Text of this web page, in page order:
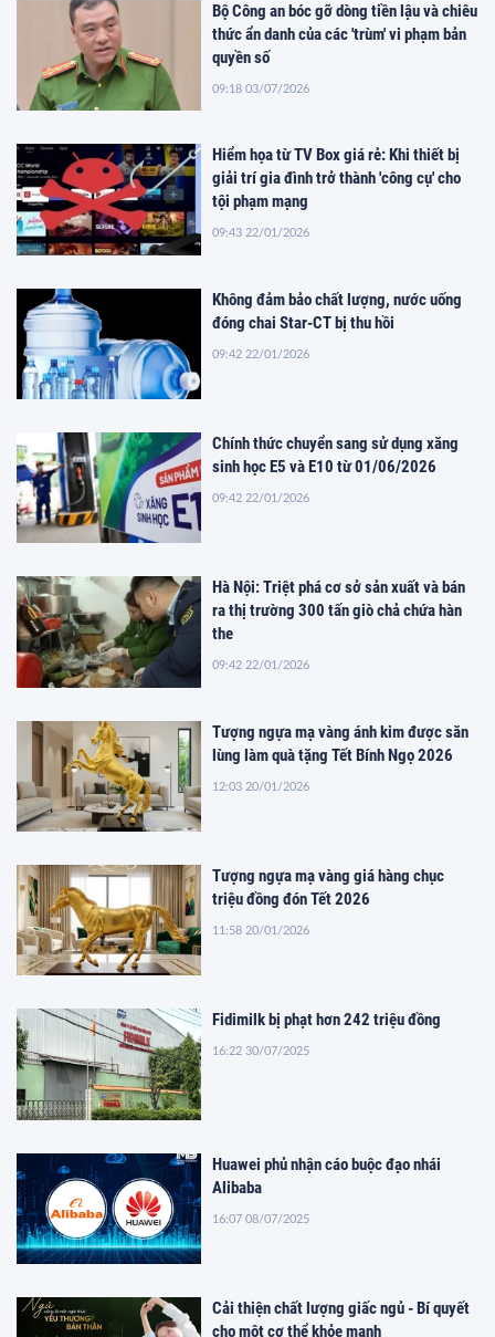
Bộ Công an bóc gỡ dòng tiền lậu và chiêu
thức ẩn danh của các 'trùm' vi phạm bản
quyền số
09:18 03/07/2026
Hiểm họa từ TV Box giá rẻ: Khi thiết bị
giải trí gia đình trở thành 'công cụ' cho
tội phạm mạng
09:43 22/01/2026
Không đảm bảo chất lượng, nước uống
đóng chai Star-CT bị thu hồi
09:42 22/01/2026
Chính thức chuyển sang sử dụng xăng
sinh học E5 và E10 từ 01/06/2026
09:42 22/01/2026
Hà Nội: Triệt phá cơ sở sản xuất và bán
ra thị trường 300 tấn giò chả chứa hàn
the
09:42 22/01/2026
Tượng ngựa mạ vàng ánh kim được săn
lùng làm quà tặng Tết Bính Ngọ 2026
12:03 20/01/2026
Tượng ngựa mạ vàng giá hàng chục
triệu đồng đón Tết 2026
11:58 20/01/2026
Fidimilk bị phạt hơn 242 triệu đồng
16:22 30/07/2025
Huawei phủ nhận cáo buộc đạo nhái
Alibaba
16:07 08/07/2025
Cải thiện chất lượng giấc ngủ - Bí quyết
cho một cơ thể khỏe mạnh